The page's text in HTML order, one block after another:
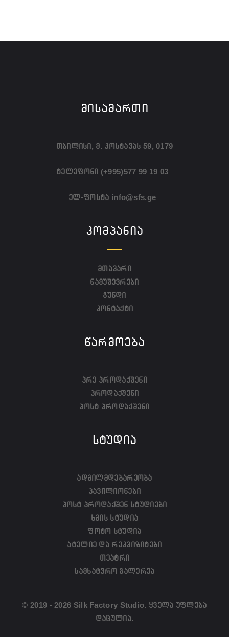
ᲛᲘᲡᲐᲛᲐᲠᲗᲘ
თბილისი, მ. კოსტავას 59, 0179
ტელეფონი (+995)577 99 19 03
ელ-ფოსტა info@sfs.ge
ᲙᲝᲛᲞᲐᲜᲘᲐ
მთავარი
ნამუშევრები
გუნდი
კონტაქტი
ᲬᲐᲠᲛᲝᲔᲑᲐ
პრე პროდაქშენი
პროდაქშენი
პოსტ პროდაქშენი
ᲡᲢᲣᲓᲘᲐ
ადგილმდებარეობა
პავილიონები
პოსტ პროდაქშენ სტუდიები
ხმის სტუდია
ფოტო სტუდია
ატელიე და რეკვიზიტები
თეატრი
სამხატვრო გალერეა
© 2019 - 2026 Silk Factory Studio. ყველა უფლება
დაცულია.